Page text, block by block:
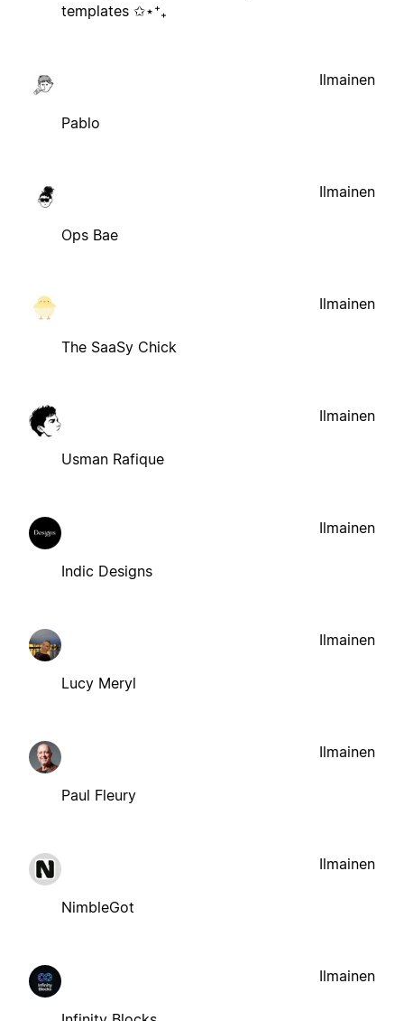
templates ✩⋆⁺₊
Pablo
Ilmainen
Ops Bae
Ilmainen
The SaaSy Chick
Ilmainen
Usman Rafique
Ilmainen
Indic Designs
Ilmainen
Lucy Meryl
Ilmainen
Paul Fleury
Ilmainen
NimbleGot
Ilmainen
Ilmainen